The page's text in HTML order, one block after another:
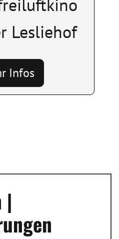
Lesliehof
Infos
|